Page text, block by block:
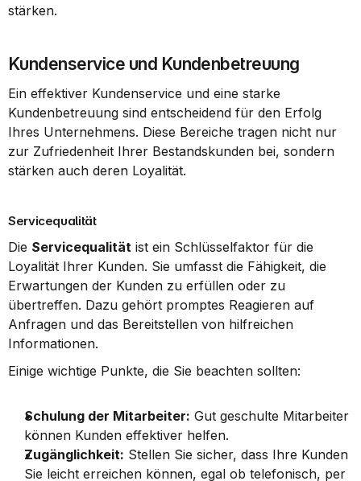
stärken.
Kundenservice und Kundenbetreuung
Ein effektiver Kundenservice und eine starke
Kundenbetreuung sind entscheidend für den Erfolg
Ihres Unternehmens. Diese Bereiche tragen nicht nur
zur Zufriedenheit Ihrer Bestandskunden bei, sondern
stärken auch deren Loyalität.
Servicequalität
Die Servicequalität ist ein Schlüsselfaktor für die
Loyalität Ihrer Kunden. Sie umfasst die Fähigkeit, die
Erwartungen der Kunden zu erfüllen oder zu
übertreffen. Dazu gehört promptes Reagieren auf
Anfragen und das Bereitstellen von hilfreichen
Informationen.
Einige wichtige Punkte, die Sie beachten sollten:
Schulung der Mitarbeiter: Gut geschulte Mitarbeiter
können Kunden effektiver helfen.
Zugänglichkeit: Stellen Sie sicher, dass Ihre Kunden
Sie leicht erreichen können, egal ob telefonisch, per